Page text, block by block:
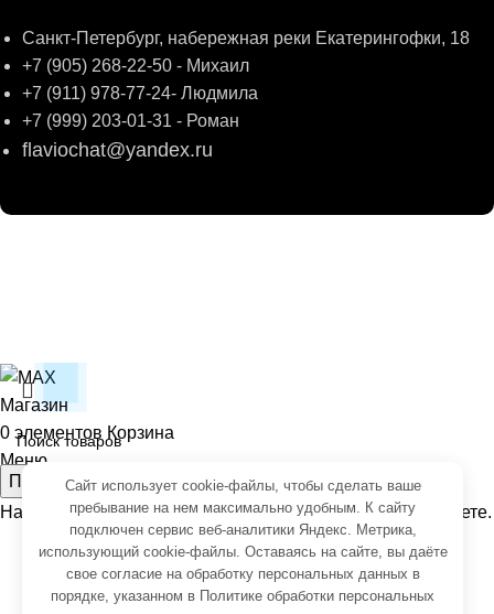
Санкт-Петербург, набережная реки Екатерингофки, 18
+7 (905) 268-22-50 - Михаил
+7 (911) 978-77-24- Людмила
+7 (999) 203-01-31 - Роман
flaviochat@yandex.ru
Поиск
Начните вводить чтобы увидеть товары, которые вы ищете.
Магазин
0 элементов Корзина
Меню
Сайт использует cookie-файлы, чтобы сделать ваше
пребывание на нем максимально удобным. К cайту
подключен сервис веб-аналитики Яндекс. Метрика,
использующий cookie-файлы. Оставаясь на сайте, вы даёте
свое согласие на обработку персональных данных в
порядке, указанном в Политике обработки персональных